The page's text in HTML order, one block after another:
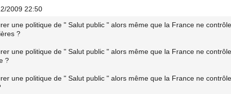
2009 22:50
une politique de " Salut public " alors même que la France ne contrôle
?
une politique de " Salut public " alors même que la France ne contrôle
?
une politique de " Salut public " alors même que la France ne contrôle